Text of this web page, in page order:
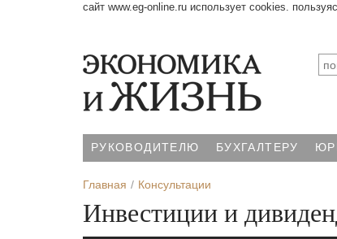
сайт www.eg-online.ru использует cookies.
РУКОВОДИТЕЛЮ БУХГАЛТЕРУ
Главная Консультации
Инвестиции и